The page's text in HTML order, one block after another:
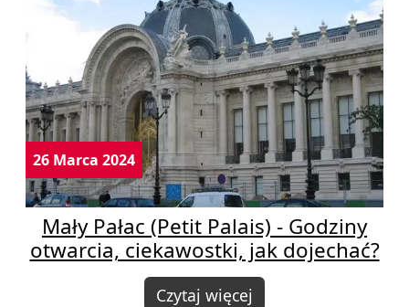
26 Marca 2024
Mały Pałac (Petit Palais) - Godziny
otwarcia, ciekawostki, jak dojechać?
Czytaj więcej